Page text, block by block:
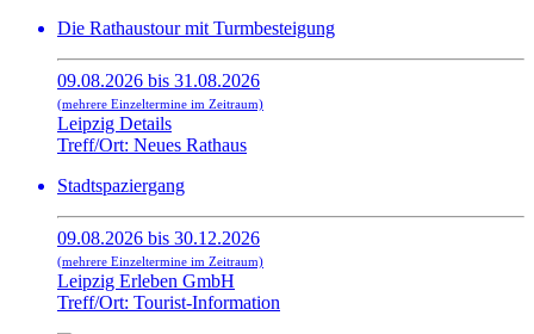
Die Rathaustour mit Turmbesteigung
09.08.2026 bis 31.08.2026
(mehrere Einzeltermine im Zeitraum)
Leipzig Details
Treff/Ort: Neues Rathaus
Stadtspaziergang
09.08.2026 bis 30.12.2026
(mehrere Einzeltermine im Zeitraum)
Leipzig Erleben GmbH
Treff/Ort: Tourist-Information